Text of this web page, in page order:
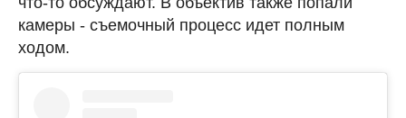
камеры - съемочный процесс идет полным
ходом.